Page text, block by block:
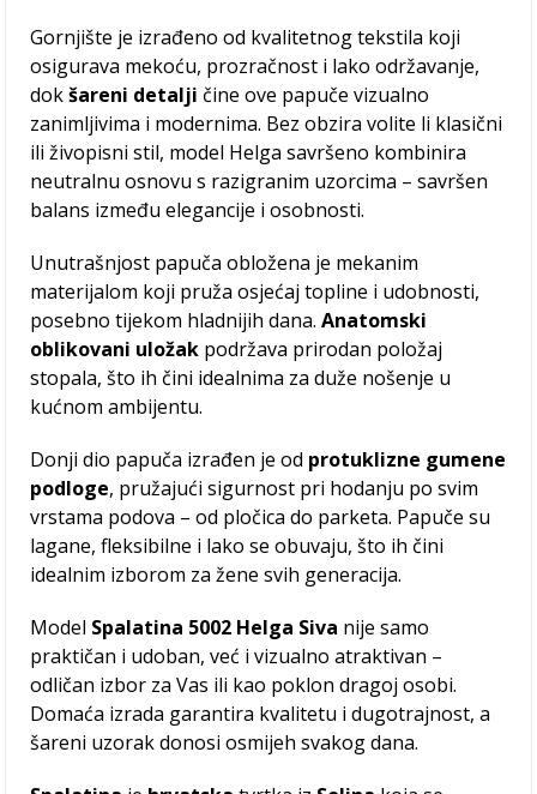
Gornjište je izrađeno od kvalitetnog tekstila koji
osigurava mekoću, prozračnost i lako održavanje,
dokšareni detalji čine ove papuče vizualno
zanimljivima i modernima. Bez obzira volite li klasični
ili živopisni stil, model Helga savršeno kombinira
neutralnu osnovu s razigranim uzorcima – savršen
balans između elegancije i osobnosti.
Unutrašnjost papuča obložena je mekanim
materijalom koji pruža osjećaj topline i udobnosti,
posebno tijekom hladnijih dana.Anatomski
oblikovani uložak podržava prirodan položaj
stopala, što ih čini idealnima za duže nošenje u
kućnom ambijentu.
Donji dio papuča izrađen je od protuklizne gumene
podloge, pružajući sigurnost pri hodanju po svim
vrstama podova – od pločica do parketa. Papuče su
lagane, fleksibilne i lako se obuvaju, što ih čini
idealnim izborom za žene svih generacija.
Model Spalatina 5002 Helga Siva nije samo
praktičan i udoban, već i vizualno atraktivan –
odličan izbor za Vas ili kao poklon dragoj osobi.
Domaća izrada garantira kvalitetu i dugotrajnost, a
šareni uzorak donosi osmijeh svakog dana.